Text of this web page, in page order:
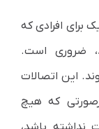
برای افرادی که
ضروری است.
این اتصالات
که هیچ